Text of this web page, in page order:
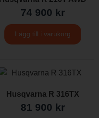
74 900 kr
Lägg till i varukorg
Husqvarna R 316TX
81 900 kr